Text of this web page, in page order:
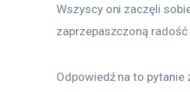
Wszyscy oni zaczęli
zaprzepaszczoną radość
Odpowiedź na to